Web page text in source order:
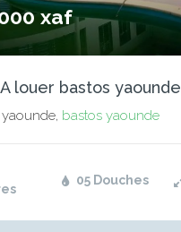
xaf
louer bastos yaounde
bastos yaounde
05 Douches